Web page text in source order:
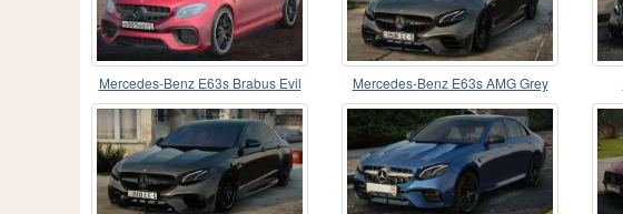
Mercedes-Benz E63s Brabus Evil Mercedes-Benz E63s AMG Grey